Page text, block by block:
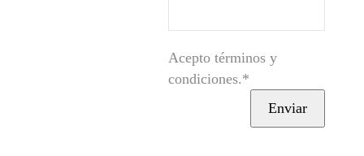
Acepto términos y
condiciones.*